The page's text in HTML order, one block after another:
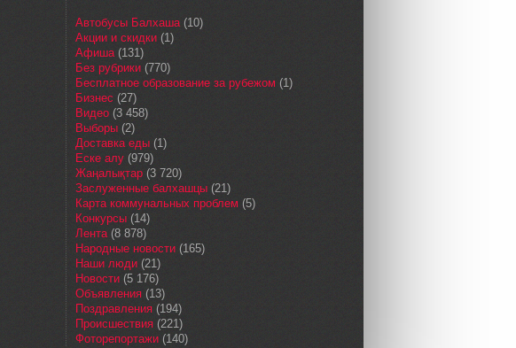
Автобусы Балхаша(10)
Акции и скидки (1)
Афиша(131)
Без рубрики (770)
Бесплатное образование за рубежом (1)
Бизнес (27)
Видео (3 458)
Выборы (2)
Доставка еды (1)
Еске алу (979)
Жаңалықтар (3 720)
Заслуженные балхашцы (21)
Карта коммунальных проблем (5)
Конкурсы (14)
Лента(8 878)
Народные новости (165)
Наши люди (21)
Новости (5 176)
Объявления (13)
Поздравления (194)
Происшествия (221)
Фоторепортажи (140)